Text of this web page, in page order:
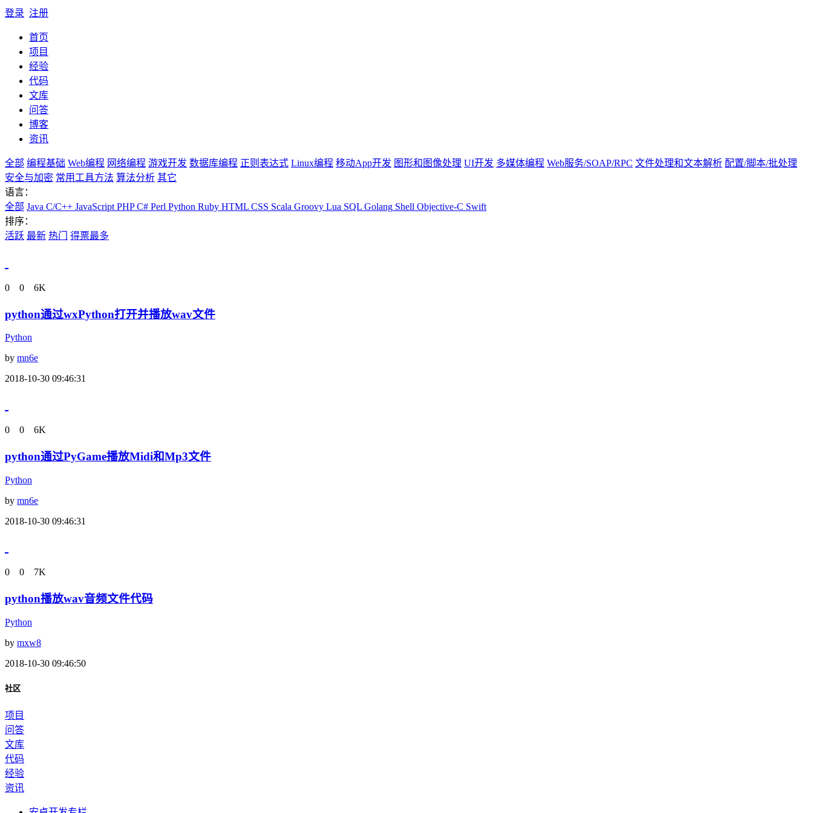
登录 注册
首页
项目
经验
代码
文库
问答
博客
资讯
全部 编程基础 Web编程 网络编程 游戏开发 数据库编程 正则表达式 Linux编程 移动App开发 图形和图像处理 UI开发 多媒体编程 Web服务/SOAP/RPC 文件处理和文本解析 配置/脚本/批处理
安全与加密 常用工具方法 算法分析 其它
语言：
全部 Java C/C++ JavaScript PHPC# Perl Python Ruby HTML CSS Scala Groovy Lua SQL Golang Shell Objective-C Swift
排序：
活跃 最新 热门 得票最多
0 0 6K
python通过wxPython打开并播放wav文件
Python
by mn6e
2018-10-30 09:46:31
0 0 6K
python通过PyGame播放Midi和Mp3文件
Python
by mn6e
2018-10-30 09:46:31
0 0 7K
python播放wav音频文件代码
Python
by mxw8
2018-10-30 09:46:50
社区
项目
问答
文库
代码
经验
资讯